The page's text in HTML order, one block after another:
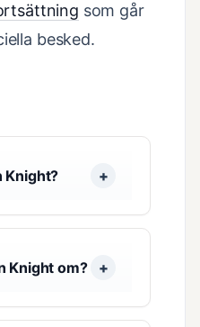
som går
besked.
Knight?
Knight om?